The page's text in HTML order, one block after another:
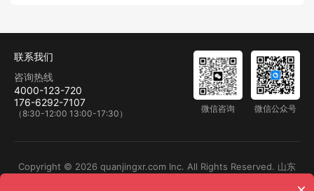
联系我们
咨询热线
4000-123-720
176-6292-7107
（8:30-12:00 13:00-17:30） 微信咨询 微信公众号
Copyright © 2026 quanjingxr.com Inc. All Rights Reserved. 山东